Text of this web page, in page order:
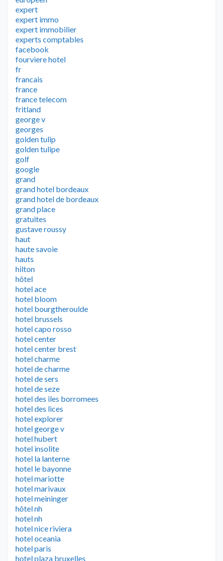
expert
expert immo
expert immobilier
experts comptables
facebook
fourviere hotel
fr
francais
france
france telecom
fritland
george v
georges
golden tulip
golden tulipe
golf
google
grand
grand hotel bordeaux
grand hotel de bordeaux
grand place
gratuites
gustave roussy
haut
haute savoie
hauts
hilton
hôtel
hotel ace
hotel bloom
hotel bourgtheroulde
hotel brussels
hotel capo rosso
hotel center
hotel center brest
hotel charme
hotel de charme
hotel de sers
hotel de seze
hotel des iles borromees
hotel des lices
hotel explorer
hotel george v
hotel hubert
hotel insolite
hotel la lanterne
hotel le bayonne
hotel mariotte
hotel marivaux
hotel meininger
hôtel nh
hotel nh
hotel nice riviera
hotel oceania
hotel paris
hotel plaza bruxelles